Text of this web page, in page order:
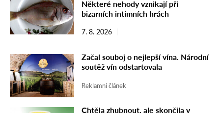
Některé nehody vznikají při
bizarních intimních hrách
7. 8. 2026
Začal souboj o nejlepší vína. Národní
soutěž vín odstartovala
Reklamní článek
Chtěla zhubnout, ale skončila v